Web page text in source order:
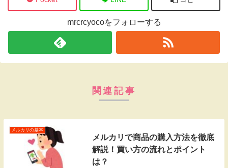
mrcrcyocoをフォローする
関連記事
メルカリの基本
メルカリで商品の購入方法を徹底
解説！買い方の流れとポイント
は？